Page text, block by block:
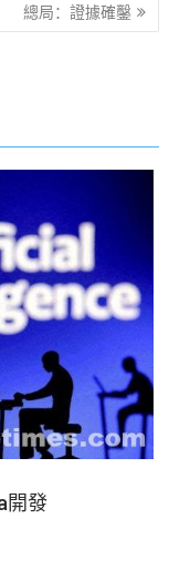
總局：證據確鑿
開發